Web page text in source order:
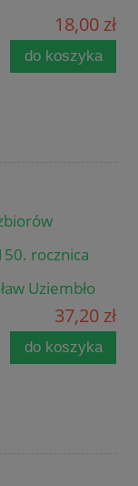
18,00 zł
do koszyka
rocznica
Uziembło
37,20 zł
do koszyka